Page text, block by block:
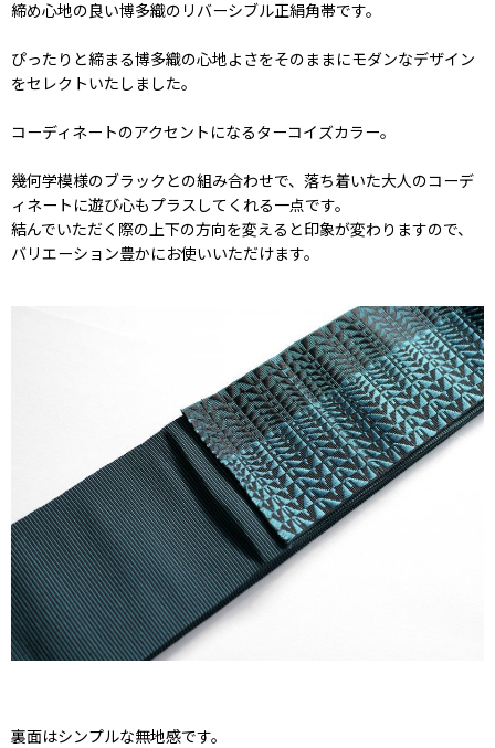
締め心地の良い博多織のリバーシブル正絹角帯です。
ぴったりと締まる博多織の心地よさをそのままにモダンなデザイン
をセレクトいたしました。
コーディネートのアクセントになるターコイズカラー。
幾何学模様のブラックとの組み合わせで、落ち着いた大人のコーデ
ィネートに遊び心もプラスしてくれる一点です。
結んでいただく際の上下の方向を変えると印象が変わりますので、
バリエーション豊かにお使いいただけます。
裏面はシンプルな無地感です。